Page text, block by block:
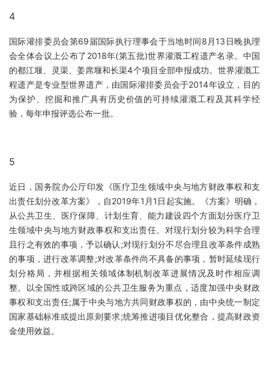
4
国际灌排委员会第69届国际执行理事会于当地时间8月13日晚执理
会全体会议上公布了2018年(第五批)世界灌溉工程遗产名录。中国
的都江堰、灵渠、姜席堰和长渠4个项目全部申报成功。世界灌溉工
程遗产是专业型世界遗产，由国际灌排委员会于2014年设立，目的
为保护、挖掘和推广具有历史价值的可持续灌溉工程及其科学经
验，每年申报评选公布一批。
5
近日，国务院办公厅印发《医疗卫生领域中央与地方财政事权和支
出责任划分改革方案》，自2019年1月1日起实施。《方案》明确，
从公共卫生、医疗保障、计划生育、能力建设四个方面划分医疗卫
生领域中央与地方财政事权和支出责任。对现行划分较为科学合理
且行之有效的事项，予以确认;对现行划分不尽合理且改革条件成熟
的事项，进行改革调整;对改革条件尚不具备的事项，暂时延续现行
划分格局，并根据相关领域体制机制改革进展情况及时作相应调
整。以全国性或跨区域的公共卫生服务为重点，适度加强中央财政
事权和支出责任;属于中央与地方共同财政事权的，由中央统一制定
国家基础标准或提出原则要求;统筹推进项目优化整合，提高财政资
金使用效益。